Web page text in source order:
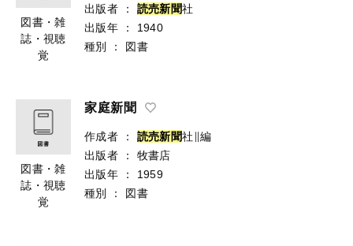
図書・雑
誌・視聴
覚
出版者
： 読売新聞社
出版年
：
1940
種別
： 図書
図書・雑
誌・視聴
覚
家庭新聞
作成者 ： 読売新聞社∥編
出版者
：
牧書店
出版年
：
1959
種別
： 図書